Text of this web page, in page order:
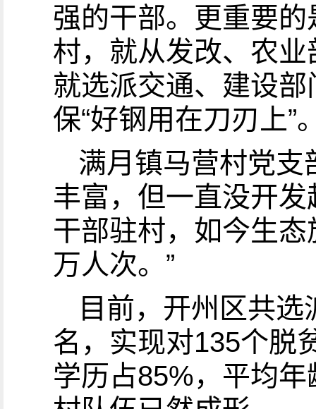
强的干部。更重要
村，就从发改、农
就选派交通、建设部
保“好钢用在刀刃上”
满月镇马营村党支
丰富，但一直没开
干部驻村，如今生
万人次。”
目前，开州区共
名，实现对135个脱
学历占85%，平均